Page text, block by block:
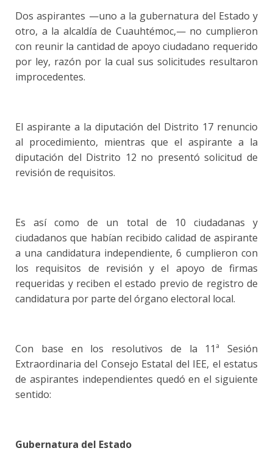
Dos aspirantes —uno a la gubernatura del Estado y
otro, a la alcaldía de Cuauhtémoc,— no cumplieron
con reunir la cantidad de apoyo ciudadano requerido
por ley, razón por la cual sus solicitudes resultaron
improcedentes.
El aspirante a la diputación del Distrito 17 renuncio
al procedimiento, mientras que el aspirante a la
diputación del Distrito 12 no presentó solicitud de
revisión de requisitos.
Es así como de un total de 10 ciudadanas y
ciudadanos que habían recibido calidad de aspirante
a una candidatura independiente, 6 cumplieron con
los requisitos de revisión y el apoyo de firmas
requeridas y reciben el estado previo de registro de
candidatura por parte del órgano electoral local.
Con base en los resolutivos de la 11ª Sesión
Extraordinaria del Consejo Estatal del IEE, el estatus
de aspirantes independientes quedó en el siguiente
sentido:
Gubernatura del Estado